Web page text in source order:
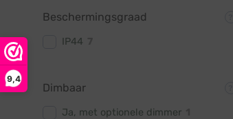
9,4
Beschermingsgraad
IP44
Dimbaar
Ja, met optionele dimmer